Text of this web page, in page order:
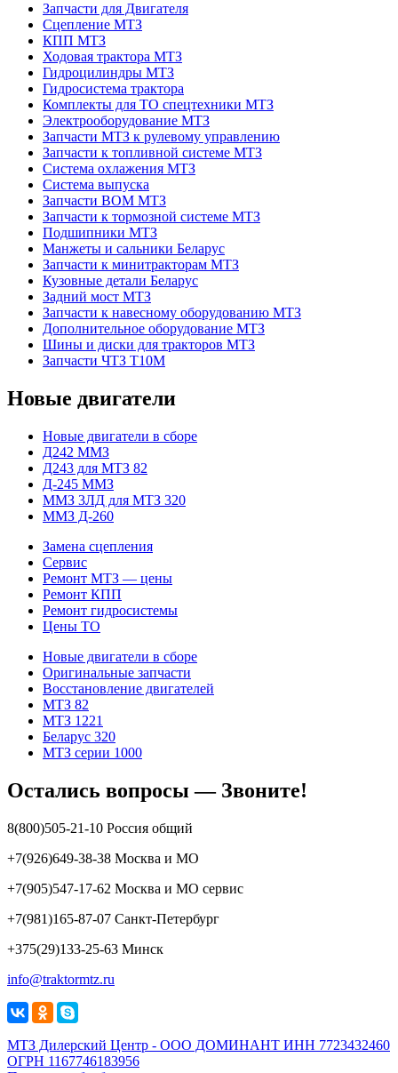
Запчасти для Двигателя
Сцепление МТЗ
КПП МТЗ
Ходовая трактора МТЗ
Гидроцилиндры МТЗ
Гидросистема трактора
Комплекты для ТО спецтехники МТЗ
Электрооборудование МТЗ
Запчасти МТЗ к рулевому управлению
Запчасти к топливной системе МТЗ
Система охлажения МТЗ
Система выпуска
Запчасти ВОМ МТЗ
Запчасти к тормозной системе МТЗ
Подшипники МТЗ
Манжеты и сальники Беларус
Запчасти к минитракторам МТЗ
Кузовные детали Беларус
Задний мост МТЗ
Запчасти к навесному оборудованию МТЗ
Дополнительное оборудование МТЗ
Шины и диски для тракторов МТЗ
Запчасти ЧТЗ Т10М
Новые двигатели
Новые двигатели в сборе
Д242 ММЗ
Д243 для МТЗ 82
Д-245 ММЗ
ММЗ 3ЛД для МТЗ 320
ММЗ Д-260
Замена сцепления
Сервис
Ремонт МТЗ — цены
Ремонт КПП
Ремонт гидросистемы
Цены ТО
Новые двигатели в сборе
Оригинальные запчасти
Восстановление двигателей
МТЗ 82
МТЗ 1221
Беларус 320
МТЗ серии 1000
Остались вопросы — Звоните!
8(800)505-21-10 Россия общий
+7(926)649-38-38 Москва и МО
+7(905)547-17-62 Москва и МО сервис
+7(981)165-87-07 Санкт-Петербург
+375(29)133-25-63 Минск
info@traktormtz.ru
МТЗ Дилерский Центр - ООО ДОМИНАНТ ИНН 7723432460
ОГРН 1167746183956